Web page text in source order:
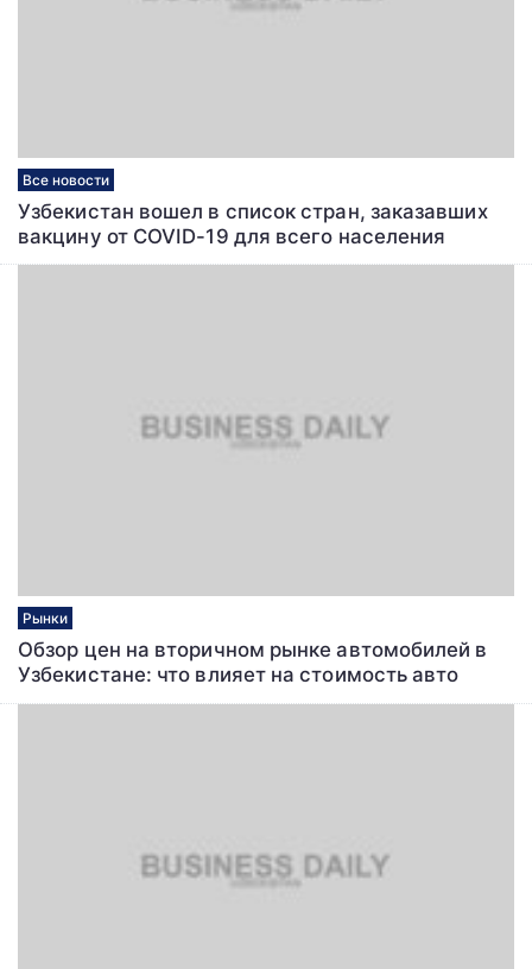
Все новости
Узбекистан вошел в список стран, заказавших
вакцину от COVID-19 для всего населения
Рынки
Обзор цен на вторичном рынке автомобилей в
Узбекистане: что влияет на стоимость авто